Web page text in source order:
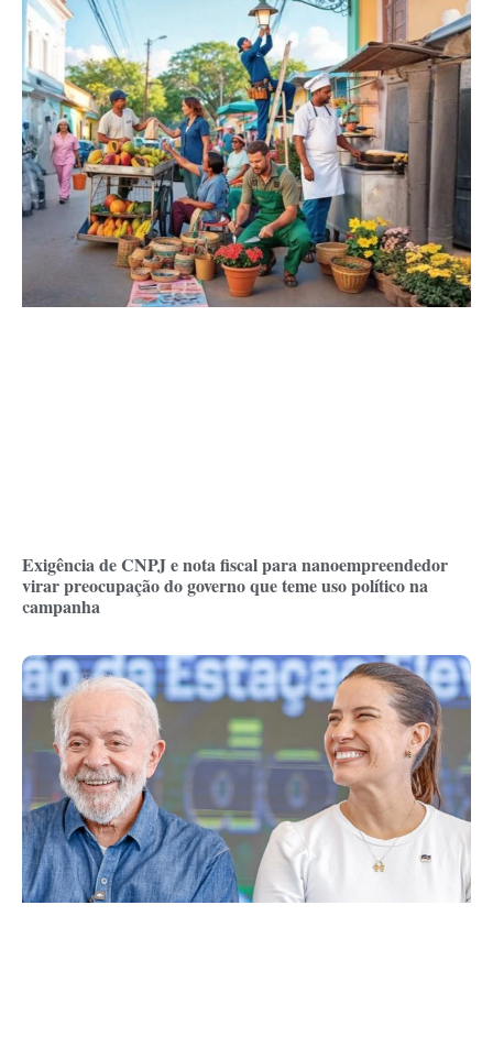
Exigência de CNPJ e nota fiscal para nanoempreendedor
virar preocupação do governo que teme uso político na
campanha